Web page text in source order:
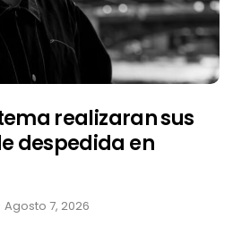
realizaran sus
despedida en
Agosto 7, 2026